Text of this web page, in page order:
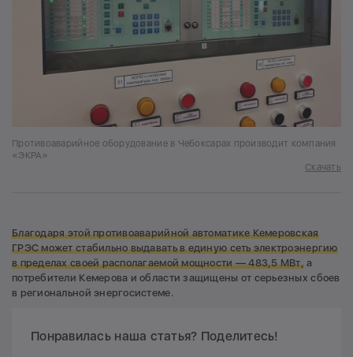
Противоаварийное оборудование в Чебоксарах производит компания
«ЭКРА»
Скачать
Благодаря этой противоаварийной автоматике Кемеровская
ГРЭС может стабильно выдавать в единую сеть электроэнергию
в пределах своей располагаемой мощности — 483,5 МВт, а
потребители Кемерова и области защищены от серьезных сбоев
в региональной энергосистеме.
Понравилась наша статья? Поделитесь!